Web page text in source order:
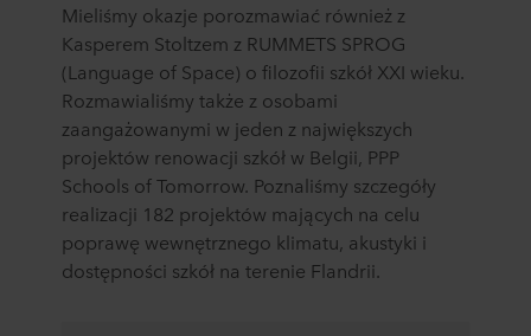
Mieliśmy okazje porozmawiać również z
Kasperem Stoltzem z RUMMETS SPROG
(Language of Space) o filozofii szkół XXI wieku.
Rozmawialiśmy także z osobami
zaangażowanymi w jeden z największych
projektów renowacji szkół w Belgii, PPP
Schools of Tomorrow. Poznaliśmy szczegóły
realizacji 182 projektów mających na celu
poprawę wewnętrznego klimatu, akustyki i
dostępności szkół na terenie Flandrii.